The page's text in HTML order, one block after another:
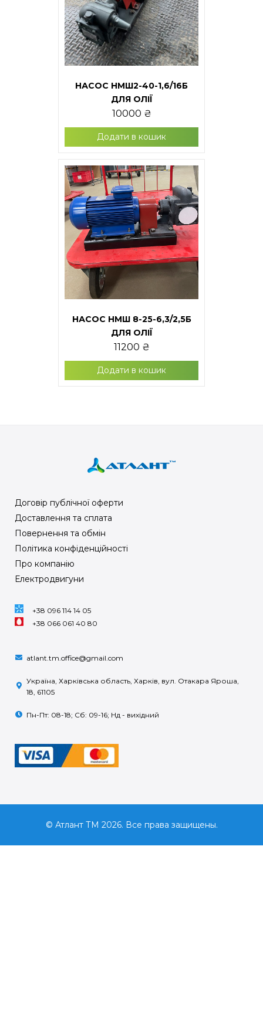
НАСОС НМШ2-40-1,6/16Б
ДЛЯ ОЛІЇ
10000 ₴
Додати в кошик
НАСОС НМШ 8-25-6,3/2,5Б
ДЛЯ ОЛІЇ
11200 ₴
Додати в кошик
Договір публічної оферти
Доставлення та сплата
Повернення та обмін
Політика конфіденційності
Про компанію
Електродвигуни
+38 096 114 14 05
+38 066 061 40 80
atlant.tm.office@gmail.com
Україна, Харківська область, Харків, вул. Отакара Яроша,
18, 61105
Пн-Пт: 08-18; Сб: 09-16; Нд - вихідний
© Атлант ТМ 2026. Все права защищены.